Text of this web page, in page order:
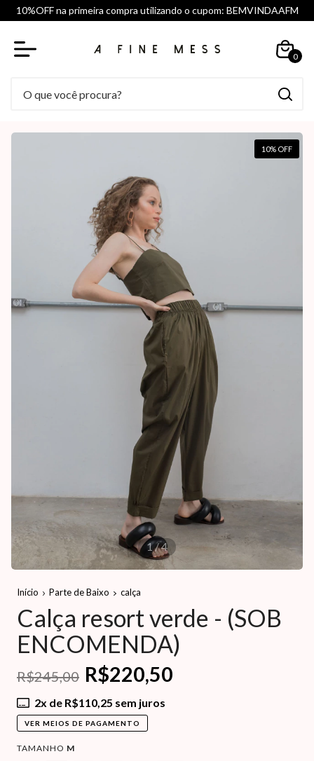
10%OFF na primeira compra utilizando o cupom: BEMVINDAAFM
0
10% OFF
1/4
Início Parte de Baixo calça
Calça resort verde - (SOB
ENCOMENDA)
R$245,00 R$220,50
2x de R$110,25 sem juros
VER MEIOS DE PAGAMENTO
TAMANHO M